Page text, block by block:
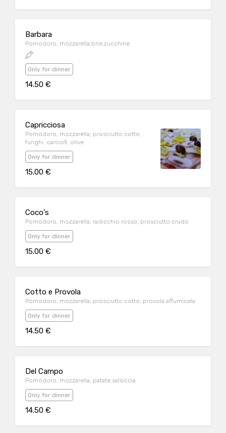
Barbara
Pomodoro, mozzarella,brie,zucchine.
Only for dinner
14.50 €
Capricciosa
Pomodoro, mozzarella, prosciutto cotto,
funghi, carciofi, olive
Only for dinner
15.00 €
Coco's
Pomodoro, mozzarella, radicchio rosso, prosciutto crudo
Only for dinner
15.00 €
Cotto e Provola
Pomodoro, mozzarella, prosciutto cotto, provola affumicata
Only for dinner
14.50 €
Del Campo
Pomodoro, mozzarella, patate,salsiccia
Only for dinner
14.50 €